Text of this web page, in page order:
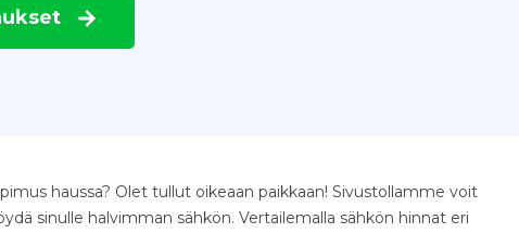
haussa? Olet tullut oikeaan paikkaan! Sivustollamme voit
sinulle halvimman sähkön. Vertailemalla sähkön hinnat eri